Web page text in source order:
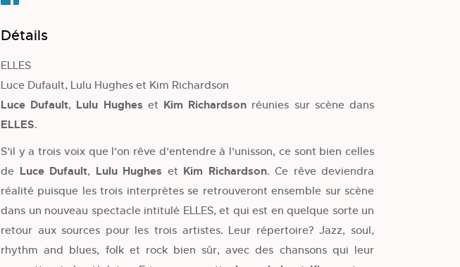
Détails
ELLES
Luce Dufault, Lulu Hughes et Kim Richardson
Luce Dufault, Lulu Hughes et Kim Richardson réunies sur scène dans
ELLES.
S’il y a trois voix que l’on rêve d’entendre à l’unisson, ce sont bien celles
de Luce Dufault, Lulu Hughes et Kim Richardson. Ce rêve deviendra
réalité puisque les trois interprètes se retrouveront ensemble sur scène
dans un nouveau spectacle intitulé ELLES, et qui est en quelque sorte un
retour aux sources pour les trois artistes. Leur répertoire? Jazz, soul,
rhythm and blues, folk et rock bien sûr, avec des chansons qui leur